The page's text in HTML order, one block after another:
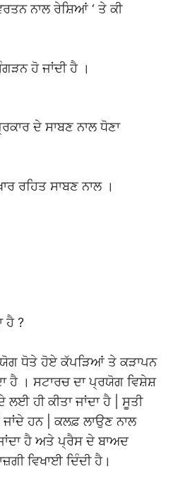
ਨਾਲ ਰੇਸ਼ਿਆਂ ‘ ਤੇ ਕੀ
ਹੋ ਜਾਂਦੀ ਹੈ ।
ਦੇ ਸਾਬਣ ਨਾਲ ਧੋਣਾ
ਰਹਿਤ ਸਾਬਣ ਨਾਲ ।
ਹੈ ?
ਧੋਤੇ ਹੋਏ ਕੱਪੜਿਆਂ ਤੇ ਕੜਾਪਨ
ਹੈ । ਸਟਾਰਚ ਦਾ ਪ੍ਰਯੋਗ ਵਿਸ਼ੇਸ਼
ਹੀ ਕੀਤਾ ਜਾਂਦਾ ਹੈ | ਸੂਤੀ
ਹਨ | ਕਲਫ਼ ਲਾਉਣ ਨਾਲ
ਹੈ ਅਤੇ ਪ੍ਰੈਸ ਦੇ ਬਾਅਦ
ਵਿਖਾਈ ਦਿੰਦੀ ਹੈ।